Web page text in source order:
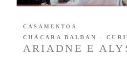
ARIADNE E
CASAMENTOS
CHÁCARA BALDAN -